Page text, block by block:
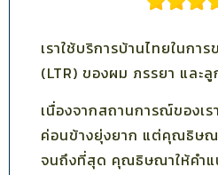
เราใช้บริการบ้านไทยในกา
(LTR) ของผม ภรรยา และ
เนื่องจากสถานการณ์ของเร
ค่อนข้างยุ่งยาก แต่คุณธิษณ
จนถึงที่สุด คุณธิษณาให้คำแ